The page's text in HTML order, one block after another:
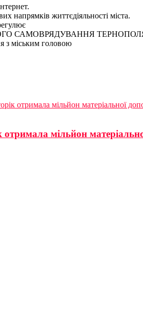
напрямків життєдіяльності міста.
САМОВРЯДУВАННЯ
з міським головою
отримала мільйон матеріальної
мільйон